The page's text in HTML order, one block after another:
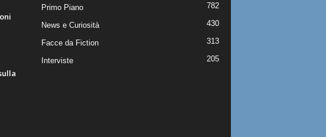
Primo Piano 782
News e Curiosità 430
Facce da Fiction 313
Interviste 205